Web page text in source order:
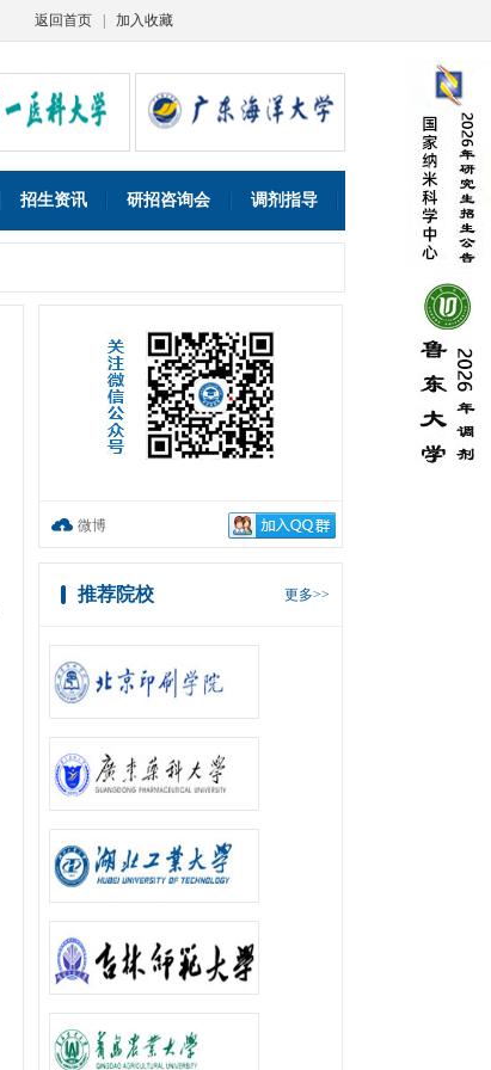
返回首页 加入收藏
招生资讯 研招咨询会 调剂指导
微博
更多>>
推荐院校